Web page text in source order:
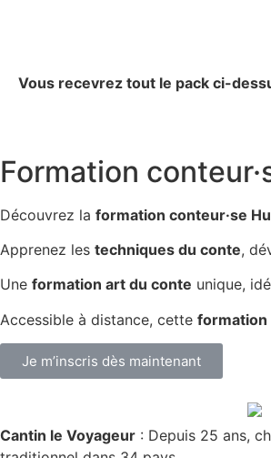
Vous recevrez tout le pack ci-
Formation
Découvrez la formation conteur·se
Apprenez les techniques du conte,
Une formation art du conte unique,
Accessible à distance, cette formation
Je m’inscris dès maintenant
Cantin le Voyageur : Depuis 25 ans,